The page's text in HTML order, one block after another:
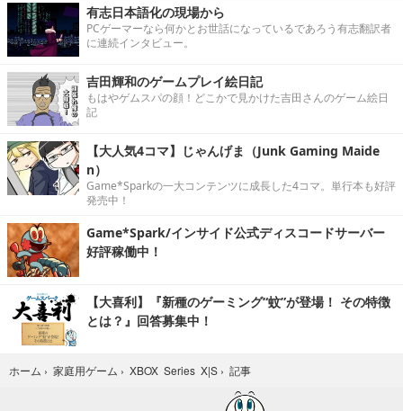
有志日本語化の現場から
PCゲーマーなら何かとお世話になっているであろう有志翻訳者
に連続インタビュー。
吉田輝和のゲームプレイ絵日記
もはやゲムスパの顔！どこかで見かけた吉田さんのゲーム絵日
記
【大人気4コマ】じゃんげま（Junk Gaming Maide
n）
Game*Sparkの一大コンテンツに成長した4コマ。単行本も好評
発売中！
Game*Spark/インサイド公式ディスコードサーバー
好評稼働中！
【大喜利】『新種のゲーミング“蚊”が登場！ その特徴
とは？』回答募集中！
ホーム › 家庭用ゲーム › XBOX Series X|S › 記事